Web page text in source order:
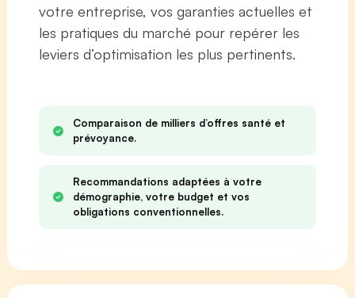
votre entreprise, vos garanties actuelles et
les pratiques du marché pour repérer les
leviers d’optimisation les plus pertinents.
Comparaison de milliers d’offres santé et
prévoyance.
Recommandations adaptées à votre
démographie, votre budget et vos
obligations conventionnelles.